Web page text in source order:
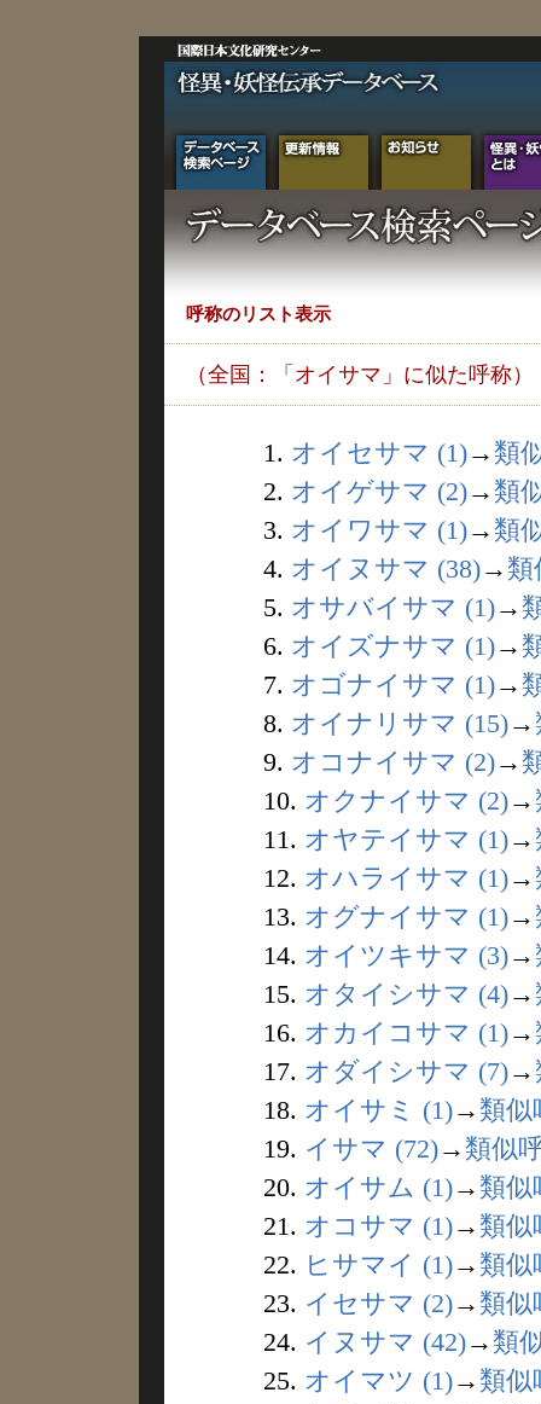
呼称のリスト表示
（全国：「オイサマ」に似た呼称）
1. オイセサマ (1)→ 類
2. オイゲサマ (2)→ 類
3. オイワサマ (1)→ 類
4. オイヌサマ (38)→ 類
5. オサバイサマ (1)→
6. オイズナサマ (1)→
7. オゴナイサマ (1)→
8. オイナリサマ (15)→
9. オコナイサマ (2)→
10. オクナイサマ (2)→
11. オヤテイサマ (1)→
12. オハライサマ (1)→
13. オグナイサマ (1)→
14. オイツキサマ (3)→
15. オタイシサマ (4)→
16. オカイコサマ (1)→
17. オダイシサマ (7)→
18. オイサミ (1)→ 類似
19. イサマ (72)→ 類似
20. オイサム (1)→ 類似
21. オコサマ (1)→ 類似
22. ヒサマイ (1)→ 類似
23. イセサマ (2)→ 類似
24. イヌサマ (42)→ 類
25. オイマツ (1)→ 類似